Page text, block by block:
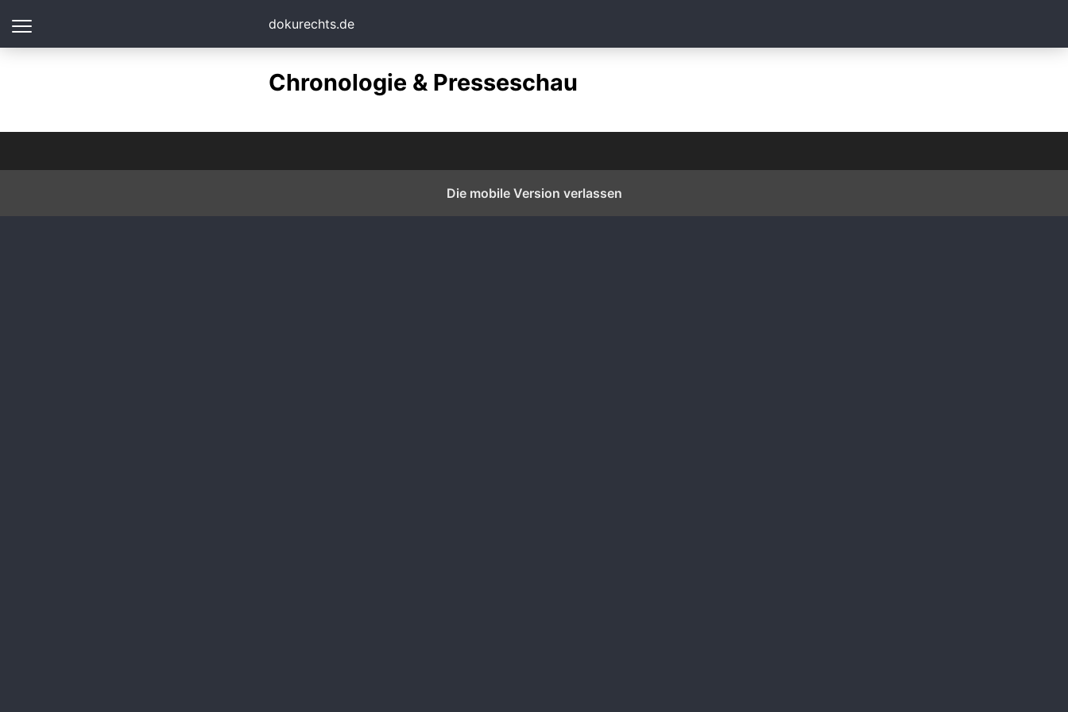
dokurechts.de
Chronologie & Presseschau
Die mobile Version verlassen